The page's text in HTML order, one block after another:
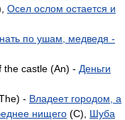
Осел ослом остается и
по ушам, медведя -
the castle (An) - Деньги
- Владеет городом, а
нищего (C), Шуба